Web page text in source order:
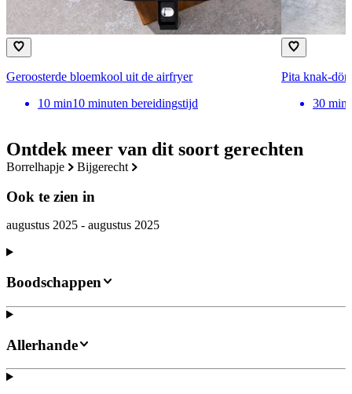
Ontdek meer van dit soort gerechten
borrelhapje bijgerecht
Ook te zien in
augustus 2025 - augustus 2025
Geroosterde bloemkool uit de airfryer
10 min10 minuten bereidingstijd
Pita knak-
30 min
Boodschappen
Allerhande